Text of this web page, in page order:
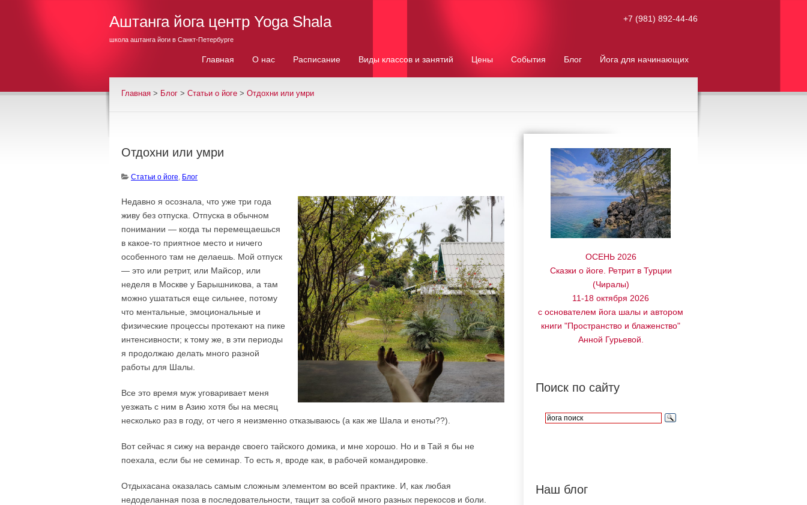
Аштанга йога центр Yoga Shala
школа аштанга йоги в Санкт-Петербурге
+7 (981) 892-44-46
Главная О нас Расписание Виды классов и занятий Цены События Блог Йога для начинающих
Главная > Блог > Cтатьи о йоге > Отдохни или умри
Отдохни или умри
Cтатьи о йоге, Блог
Недавно я осознала, что уже три года
живу без отпуска. Отпуска в обычном
понимании — когда ты перемещаешься
в какое-то приятное место и ничего
особенного там не делаешь. Мой отпуск
— это или ретрит, или Майсор, или
неделя в Москве у Барышникова, а там
можно ушататься еще сильнее, потому
что ментальные, эмоциональные и
физические процессы протекают на пике
интенсивности; к тому же, в эти периоды
я продолжаю делать много разной
работы для Шалы.
Все это время муж уговаривает меня
уезжать с ним в Азию хотя бы на месяц
несколько раз в году, от чего я неизменно отказываюсь (а как же Шала и еноты??).
Вот сейчас я сижу на веранде своего тайского домика, и мне хорошо. Но и в Тай я бы не
поехала, если бы не семинар. То есть я, вроде как, в рабочей командировке.
Отдыхасана оказалась самым сложным элементом во всей практике. И, как любая
недоделанная поза в последовательности, тащит за собой много разных перекосов и боли.
ОСЕНЬ 2026
Сказки о йоге. Ретрит в Турции
(Чиралы)
11-18 октября 2026
с основателем йога шалы и автором
книги "Пространство и блаженство"
Анной Гурьевой.
Поиск по сайту
Наш блог